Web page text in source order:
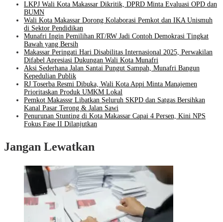
LKPJ Wali Kota Makassar Dikritik, DPRD Minta Evaluasi OPD dan
BUMN
Wali Kota Makassar Dorong Kolaborasi Pemkot dan IKA Unismuh
di Sektor Pendidikan
Munafri Ingin Pemilihan RT/RW Jadi Contoh Demokrasi Tingkat
Bawah yang Bersih
Makassar Peringati Hari Disabilitas Internasional 2025, Perwakilan
Difabel Apresiasi Dukungan Wali Kota Munafri
Aksi Sederhana Jalan Santai Pungut Sampah, Munafri Bangun
Kepedulian Publik
RJ Toserba Resmi Dibuka, Wali Kota Appi Minta Manajemen
Prioritaskan Produk UMKM Lokal
Pemkot Makasssr Libatkan Seluruh SKPD dan Satgas Bersihkan
Kanal Pasar Terong & Jalan Sawi
Penurunan Stunting di Kota Makassar Capai 4 Persen, Kini NPS
Fokus Fase II Dilanjutkan
Jangan Lewatkan